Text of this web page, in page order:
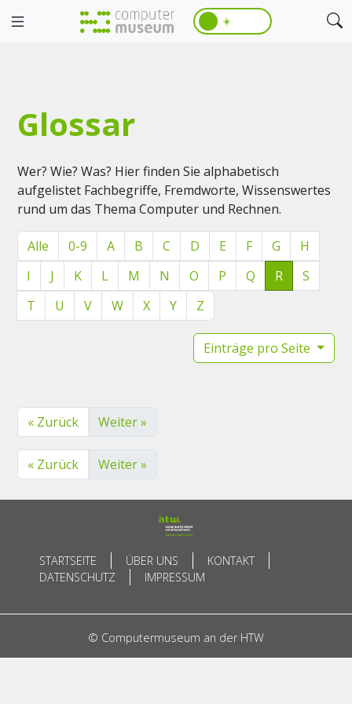
☀️
Glossar
Wer? Wie? Was? Hier finden Sie alphabetisch
aufgelistet Fachbegriffe, Fremdworte, Wissenswertes
rund um das Thema Computer und Rechnen.
Alle 0-9 A B C D E F G
H
I
J K L M N O P Q R
S
T
U V W X Y Z
Einträge pro Seite
« Zurück Weiter »
« Zurück Weiter »
STARTSEITE ÜBER UNS
KONTAKT
DATENSCHUTZ
IMPRESSUM
© Computermuseum an der HTW